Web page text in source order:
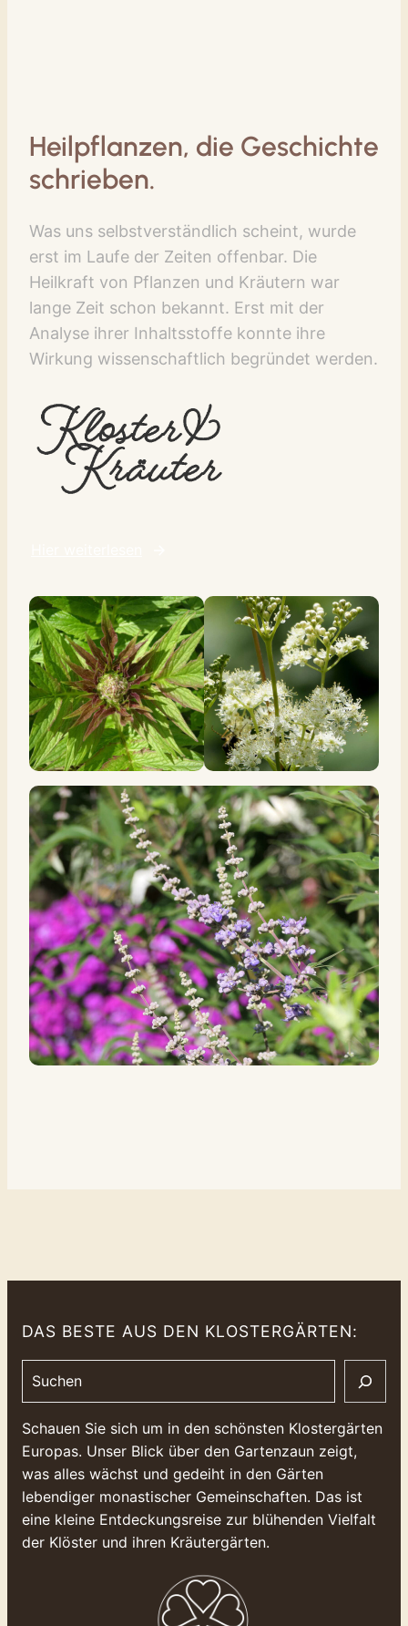
Heilpflanzen, die Geschichte
schrieben.
Was uns selbstverständlich scheint, wurde
erst im Laufe der Zeiten offenbar. Die
Heilkraft von Pflanzen und Kräutern war
lange Zeit schon bekannt. Erst mit der
Analyse ihrer Inhaltsstoffe konnte ihre
Wirkung wissenschaftlich begründet werden.
DAS BESTE AUS DEN KLOSTERGÄRTEN:
Schauen Sie sich um in den schönsten Klostergärten
Europas. Unser Blick über den Gartenzaun zeigt,
was alles wächst und gedeiht in den Gärten
lebendiger monastischer Gemeinschaften. Das ist
eine kleine Entdeckungsreise zur blühenden Vielfalt
der Klöster und ihren Kräutergärten.